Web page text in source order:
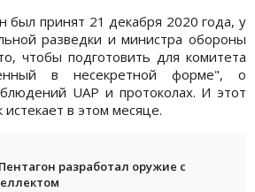
был принят 21 декабря 2020 года, у
разведки и министра обороны
чтобы подготовить для комитета
в несекретной форме", о
UAP и протоколах. И этот
в этом месяце.
разработал оружие с